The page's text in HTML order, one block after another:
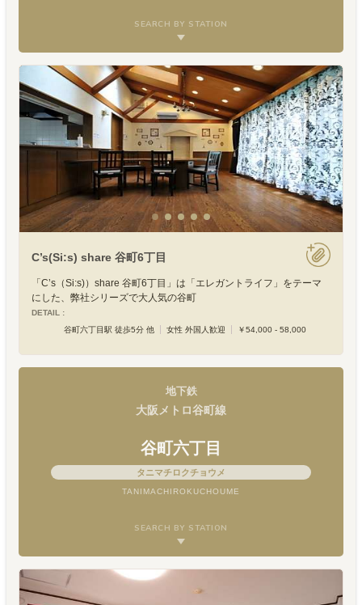
SEARCH BY STATION
C’s(Si:s) share 谷町6丁目
「C’s（Si:s)）share 谷町6丁目」は「エレガントライフ」をテーマ
にした、弊社シリーズで大人気の谷町
DETAIL :
谷町六丁目駅 徒歩5分 他
女性 外国人歓迎 ￥54,000 - 58,000
地下鉄
大阪メトロ谷町線
谷町六丁目
タニマチロクチョウメ
TANIMACHIROKUCHOUME
SEARCH BY STATION